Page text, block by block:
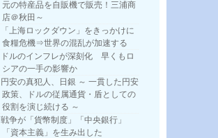
元の特産品を自販機で販売！三浦商
店＠秋田～
「上海ロックダウン」をきっかけに
食糧危機⇒世界の混乱が加速する
ドルのインフレが深刻化 早くもロ
シアの一手の影響か
円安の真犯人、日銀 ～ 一貫した円安
政策、ドルの従属通貨・盾としての
役割を演じ続ける ～
戦争が「貨幣制度」「中央銀行」
「資本主義」を生み出した